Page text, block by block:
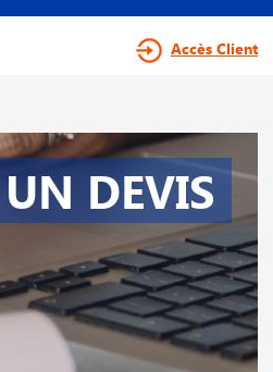
Accès Client
DEVIS